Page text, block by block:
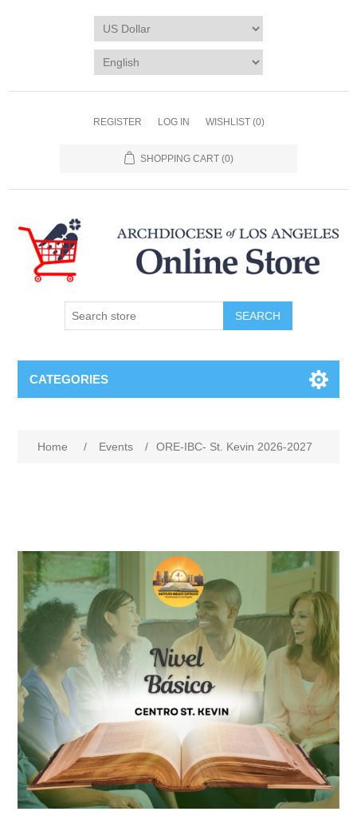
REGISTER LOG IN WISHLIST (0)
SHOPPING CART (0)
SEARCH
CATEGORIES
Home / Events / ORE-IBC- St. Kevin 2026-2027